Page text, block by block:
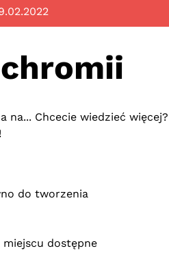
Chcecie wiedzieć więcej?
do tworzenia
dostępne